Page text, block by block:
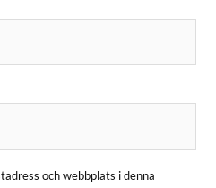
och webbplats i denna